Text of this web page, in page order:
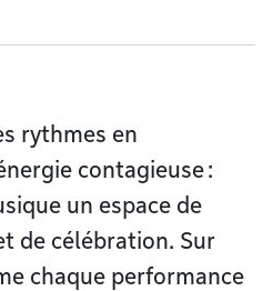
rythmes en
contagieuse :
un espace de
de célébration. Sur
chaque performance